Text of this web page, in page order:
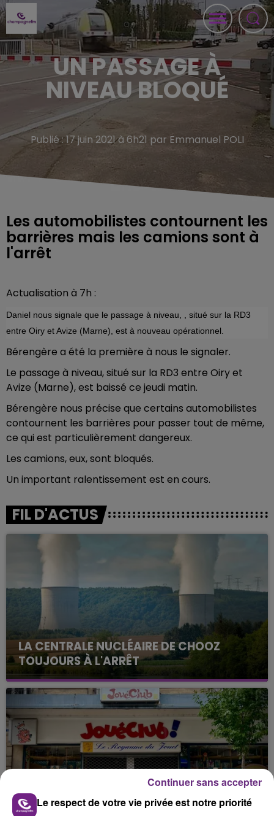
UN PASSAGE À
NIVEAU BLOQUÉ
Publié : 17 juin 2021 à 6h21 par Emmanuel POLI
Les automobilistes contournent les
barrières mais les camions sont à
l'arrêt
Actualisation à 7h :
Daniel nous signale que le passage à niveau, , situé sur la RD3
entre Oiry et Avize (Marne), est à nouveau opérationnel.
Bérengère a été la première à nous le signaler.
Le passage à niveau, situé sur la RD3 entre Oiry et
Avize (Marne), est baissé ce jeudi matin.
Bérengère nous précise que certains automobilistes
contournent les barrières pour passer tout de même,
ce qui est particulièrement dangereux.
Les camions, eux, sont bloqués.
Un important ralentissement est en cours.
FIL D'ACTUS
LA CENTRALE NUCLÉAIRE DE CHOOZ
TOUJOURS À L'ARRÊT
Cela fait déjà une semaine que la centrale
nucléaire ardennaise est à l'arrêt. Une situation
justifiée par la sécheresse intense qui est toujours
présente.
LE MAGASIN JOUÉCLUB DE REIMS FERME
Le respect de votre vie privée est notre priorité
Continuer sans accepter